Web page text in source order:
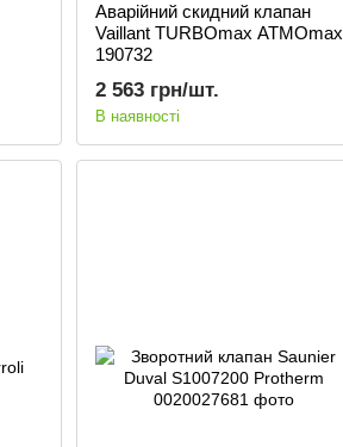
Аварійний скидний клапан
Vaillant TURBOmax ATMOmax
190732
2 563 грн/шт.
В наявності